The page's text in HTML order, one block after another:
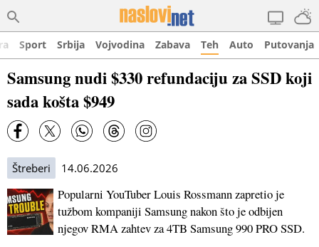
Sport Srbija Vojvodina Zabava Teh Auto Putovanja
Samsung nudi $330 refundaciju za SSD koji
sada košta $949
Štreberi 14.06.2026
Popularni YouTuber Louis Rossmann zapretio je
tužbom kompaniji Samsung nakon što je odbijen
njegov RMA zahtev za 4TB Samsung 990 PRO SSD.